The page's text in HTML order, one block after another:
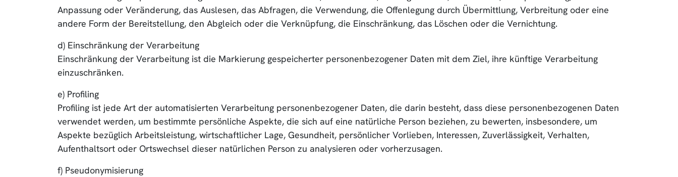
Anpassung oder Veränderung, das Auslesen, das Abfragen, die Verwendung, die Offenlegung durch Übermittlung, Verbreitung oder eine
andere Form der Bereitstellung, den Abgleich oder die Verknüpfung, die Einschränkung, das Löschen oder die Vernichtung.
d) Einschränkung der Verarbeitung
Einschränkung der Verarbeitung ist die Markierung gespeicherter personenbezogener Daten mit dem Ziel, ihre künftige Verarbeitung
einzuschränken.
e) Profiling
Profiling ist jede Art der automatisierten Verarbeitung personenbezogener Daten, die darin besteht, dass diese personenbezogenen Daten
verwendet werden, um bestimmte persönliche Aspekte, die sich auf eine natürliche Person beziehen, zu bewerten, insbesondere, um
Aspekte bezüglich Arbeitsleistung, wirtschaftlicher Lage, Gesundheit, persönlicher Vorlieben, Interessen, Zuverlässigkeit, Verhalten,
Aufenthaltsort oder Ortswechsel dieser natürlichen Person zu analysieren oder vorherzusagen.
f) Pseudonymisierung